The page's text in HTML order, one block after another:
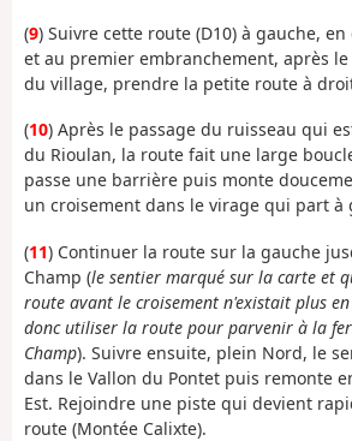
(9) Suivre cette route (D10) à gauche,
et au premier embranchement, après
du village, prendre la petite route à
(10) Après le passage du ruisseau qui
du Rioulan, la route fait une large
passe une barrière puis monte
un croisement dans le virage qui part à
(11) Continuer la route sur la gauche
Champ (le sentier marqué sur la carte et
route avant le croisement n'existait plus
donc utiliser la route pour parvenir à la
Champ). Suivre ensuite, plein Nord, le
dans le Vallon du Pontet puis remonte
Est. Rejoindre une piste qui devient
route (Montée Calixte).